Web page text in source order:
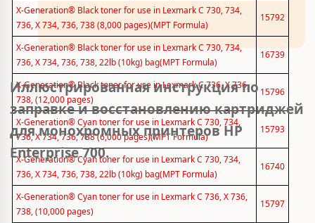
X-Generation® Black toner for use in Lexmark C 730, 734,
736, X 734, 736, 738 (8,000 pages)(MPT Formula)
15792
X-Generation® Black toner for use in Lexmark C 730, 734,
736, X 734, 736, 738, 22lb (10kg) bag(MPT Formula)
16739
X-Generation® Black toner for use in Lexmark C 736, X 736,
738, (12,000 pages)
15796
X-Generation® Cyan toner for use in Lexmark C 730, 734,
736, X 734, 736, 738 (6,000 pages)(MPT Formula)
15793
X-Generation® Cyan toner for use in Lexmark C 730, 734,
736, X 734, 736, 738, 22lb (10kg) bag(MPT Formula)
16740
X-Generation® Cyan toner for use in Lexmark C 736, X 736,
738, (10,000 pages)
15797
Иллюстрированная инструкция по
заправке и восстановлению картриджей
для монохромных принтеров HP
Enterprise 700.